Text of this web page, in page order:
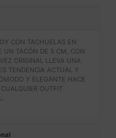
CON TACHUELAS EN
UN TACÓN DE 5 CM, CON
ORIGINAL LLEVA UNA
TENDENCIA ACTUAL Y
Y ELEGANTE HACE
OUTFIT